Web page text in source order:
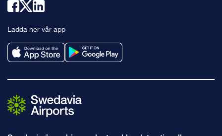
Länk
facebook
Länk
x
linkedin
Ladda ner vår app